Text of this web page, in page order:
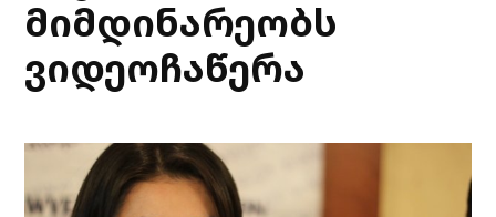
მიმდინარეობს
ვიდეოჩაწერა